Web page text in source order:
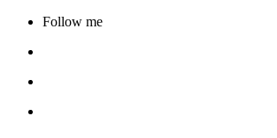
Follow me